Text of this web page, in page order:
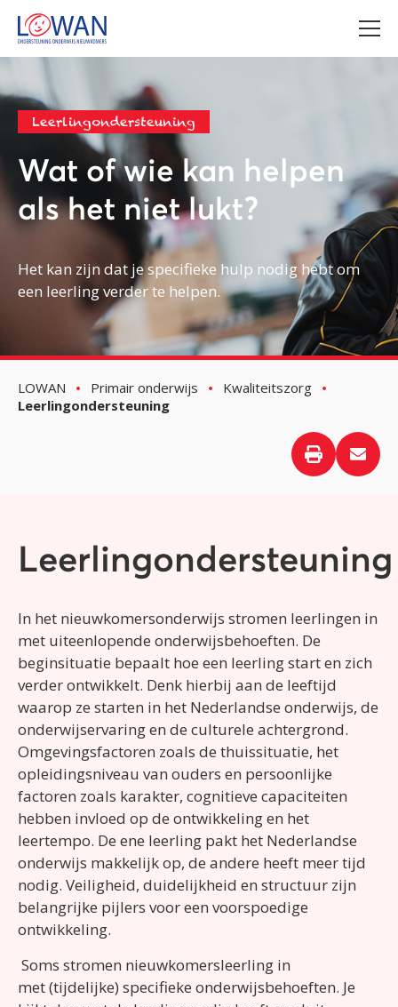
Leerlingondersteuning
Wat of wie kan helpen
als het niet lukt?
Het kan zijn dat je specifieke hulp nodig hebt om
een leerling verder te helpen.
LOWAN Primair onderwijs
Kwaliteitszorg
Leerlingondersteuning
Leerlingondersteuning
In het nieuwkomersonderwijs stromen leerlingen in
met uiteenlopende onderwijsbehoeften. De
beginsituatie bepaalt hoe een leerling start en zich
verder ontwikkelt. Denk hierbij aan de leeftijd
waarop ze starten in het Nederlandse onderwijs, de
onderwijservaring en de culturele achtergrond.
Omgevingsfactoren zoals de thuissituatie, het
opleidingsniveau van ouders en persoonlijke
factoren zoals karakter, cognitieve capaciteiten
hebben invloed op de ontwikkeling en het
leertempo. De ene leerling pakt het Nederlandse
onderwijs makkelijk op, de andere heeft meer tijd
nodig. Veiligheid, duidelijkheid en structuur zijn
belangrijke pijlers voor een voorspoedige
ontwikkeling.
Soms stromen nieuwkomersleerling in
met (tijdelijke) specifieke onderwijsbehoeften. Je